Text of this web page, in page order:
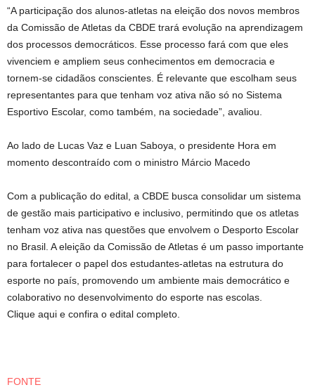
“A participação dos alunos-atletas na eleição dos novos membros
da Comissão de Atletas da CBDE trará evolução na aprendizagem
dos processos democráticos. Esse processo fará com que eles
vivenciem e ampliem seus conhecimentos em democracia e
tornem-se cidadãos conscientes. É relevante que escolham seus
representantes para que tenham voz ativa não só no Sistema
Esportivo Escolar, como também, na sociedade”, avaliou.
Ao lado de Lucas Vaz e Luan Saboya, o presidente Hora em
momento descontraído com o ministro Márcio Macedo
Com a publicação do edital, a CBDE busca consolidar um sistema
de gestão mais participativo e inclusivo, permitindo que os atletas
tenham voz ativa nas questões que envolvem o Desporto Escolar
no Brasil. A eleição da Comissão de Atletas é um passo importante
para fortalecer o papel dos estudantes-atletas na estrutura do
esporte no país, promovendo um ambiente mais democrático e
colaborativo no desenvolvimento do esporte nas escolas.
Clique aqui e confira o edital completo.
FONTE